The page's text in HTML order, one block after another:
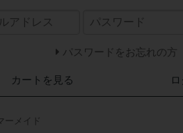
パスワードをお忘れの方
カートを見る
ーメイド